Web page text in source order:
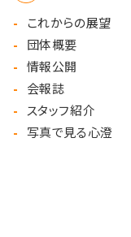
これからの展望
団体概要
情報公開
会報誌
スタッフ紹介
写真で見る心澄